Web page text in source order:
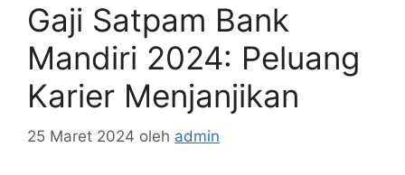
Gaji Satpam Bank
Mandiri 2024: Peluang
Karier Menjanjikan
25 Maret 2024 oleh admin